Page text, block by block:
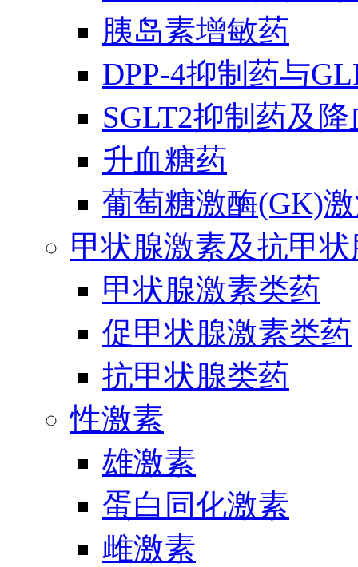
胰岛素增敏药
DPP-4抑制药与
SGLT2抑制药及
升血糖药
葡萄糖激酶(GK)
甲状腺激素及抗甲
甲状腺激素类药
促甲状腺激素类药
抗甲状腺类药
性激素
雄激素
蛋白同化激素
雌激素